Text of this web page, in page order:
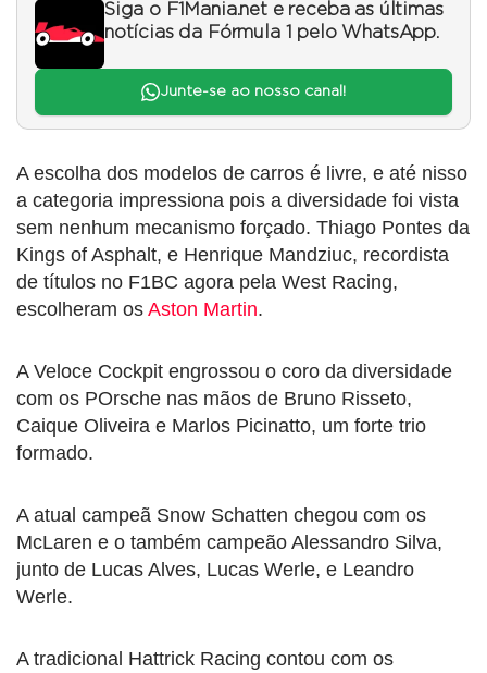
Siga o F1Mania.net e receba as últimas
notícias da Fórmula 1 pelo WhatsApp.
Junte-se ao nosso canal!
A escolha dos modelos de carros é livre, e até nisso
a categoria impressiona pois a diversidade foi vista
sem nenhum mecanismo forçado. Thiago Pontes da
Kings of Asphalt, e Henrique Mandziuc, recordista
de títulos no F1BC agora pela West Racing,
escolheram os Aston Martin.
A Veloce Cockpit engrossou o coro da diversidade
com os POrsche nas mãos de Bruno Risseto,
Caique Oliveira e Marlos Picinatto, um forte trio
formado.
A atual campeã Snow Schatten chegou com os
McLaren e o também campeão Alessandro Silva,
junto de Lucas Alves, Lucas Werle, e Leandro
Werle.
A tradicional Hattrick Racing contou com os